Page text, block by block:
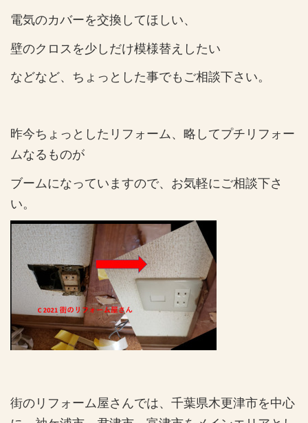
電気のカバーを交換してほしい、
壁のクロスを少しだけ模様替えしたい
などなど、ちょっとした事でもご相談下さい。
昨今ちょっとしたリフォーム、略してプチリフォー
ムなるものが
ブームになっていますので、お気軽にご相談下さ
い。
街のリフォーム屋さんでは、千葉県木更津市を中心